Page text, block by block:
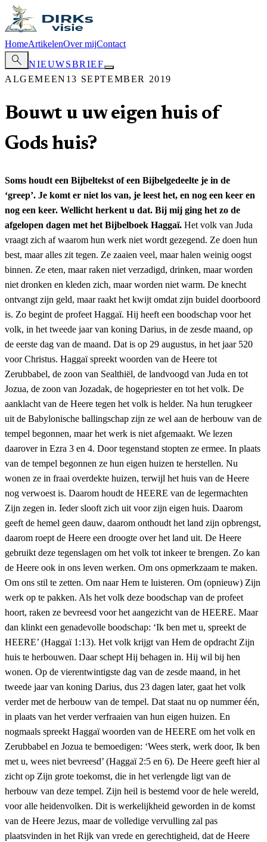
HomeArtikelenOver mijContact
search
NIEUWSBRIEF
ALGEMEEN 13 SEPTEMBER 2019
Bouwt u uw eigen huis of
Gods huis?
Soms houdt een Bijbeltekst of een Bijbelgedeelte je in de
‘greep’. Je komt er niet los van, je leest het, en nog een keer en
nog een keer. Wellicht herkent u dat. Bij mij ging het zo de
afgelopen dagen met het Bijbelboek Haggaï. Het volk van Juda
vraagt zich af waarom hun werk niet wordt gezegend. Ze doen hun
best, maar alles zit tegen. Ze zaaien veel, maar halen weinig oogst
binnen. Ze eten, maar raken niet verzadigd, drinken, maar worden
niet dronken en kleden zich, maar worden niet warm. De knecht
ontvangt zijn geld, maar raakt het kwijt omdat zijn buidel doorboord
is. Zo begint de profeet Haggaï. Hij heeft een boodschap voor het
volk, in het tweede jaar van koning Darius, in de zesde maand, op
de eerste dag van de maand. Dat is op 29 augustus, in het jaar 520
voor Christus. Haggaï spreekt woorden van de Heere tot
Zerubbabel, de zoon van Sealthiël, de landvoogd van Juda en tot
Jozua, de zoon van Jozadak, de hogepriester en tot het volk. De
aanklacht van de Heere tegen het volk is helder. Na hun terugkeer
uit de Babylonische ballingschap zijn ze wel aan de herbouw van de
tempel begonnen, maar het werk is niet afgemaakt. We lezen
daarover in Ezra 3 en 4. Door tegenstand stopten ze ermee. In plaats
van de tempel begonnen ze hun eigen huizen te herstellen. Nu
wonen ze in fraai overdekte huizen, terwijl het huis van de Heere
nog verwoest is. Daarom houdt de HEERE van de legermachten
Zijn zegen in. Ieder slooft zich uit voor zijn eigen huis. Daarom
geeft de hemel geen dauw, daarom onthoudt het land zijn opbrengst,
daarom roept de Heere een droogte over het land uit. De Heere
gebruikt deze tegenslagen om het volk tot inkeer te brengen. Zo kan
de Heere ook in ons leven werken. Om ons opmerkzaam te maken.
Om ons stil te zetten. Om naar Hem te luisteren. Om (opnieuw) Zijn
werk op te pakken. Als het volk deze boodschap van de profeet
hoort, raken ze bevreesd voor het aangezicht van de HEERE. Maar
dan klinkt een genadevolle boodschap: ‘Ik ben met u, spreekt de
HEERE’ (Haggaï 1:13). Het volk krijgt van Hem de opdracht Zijn
huis te herbouwen. Daar schept Hij behagen in. Hij wil bij hen
wonen. Op de vierentwintigste dag van de zesde maand, in het
tweede jaar van koning Darius, dus 23 dagen later, gaat het volk
verder met de herbouw van de tempel. Dat staat nu op nummer één,
in plaats van het verder verfraaien van hun eigen huizen. En
nogmaals spreekt Haggaï woorden van de HEERE om het volk en
Zerubbabel en Jozua te bemoedigen: ‘Wees sterk, werk door, Ik ben
met u, wees niet bevreesd’ (Haggaï 2:5 en 6). De Heere geeft hier al
zicht op Zijn grote toekomst, die in het verlengde ligt van de
herbouw van deze tempel. Zijn heil is bestemd voor de hele wereld,
voor alle heidenvolken. Dit is werkelijkheid geworden in de komst
van de Heere Jezus, maar de volledige vervulling zal pas
plaatsvinden in het Rijk van vrede en gerechtigheid, dat de Heere